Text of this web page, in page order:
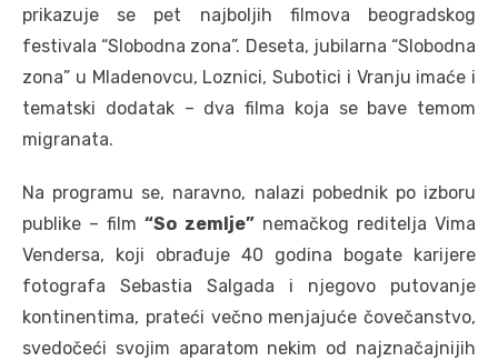
prikazuje se pet najboljih filmova beogradskog
festivala “Slobodna zona”. Deseta, jubilarna “Slobodna
zona” u Mladenovcu, Loznici, Subotici i Vranju imaće i
tematski dodatak – dva filma koja se bave temom
migranata.
Na programu se, naravno, nalazi pobednik po izboru
publike – film“So zemlje”nemačkog reditelja Vima
Vendersa, koji obrađuje 40 godina bogate karijere
fotografa Sebastia Salgada i njegovo putovanje
kontinentima, prateći večno menjajuće čovečanstvo,
svedočeći svojim aparatom nekim od najznačajnijih